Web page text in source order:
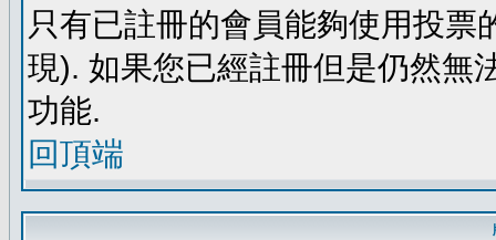
只有已註冊的會員能夠使用投
現). 如果您已經註冊但是仍然無
功能.
回頂端